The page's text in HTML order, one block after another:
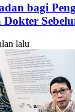
bagi
Dokter
lalu